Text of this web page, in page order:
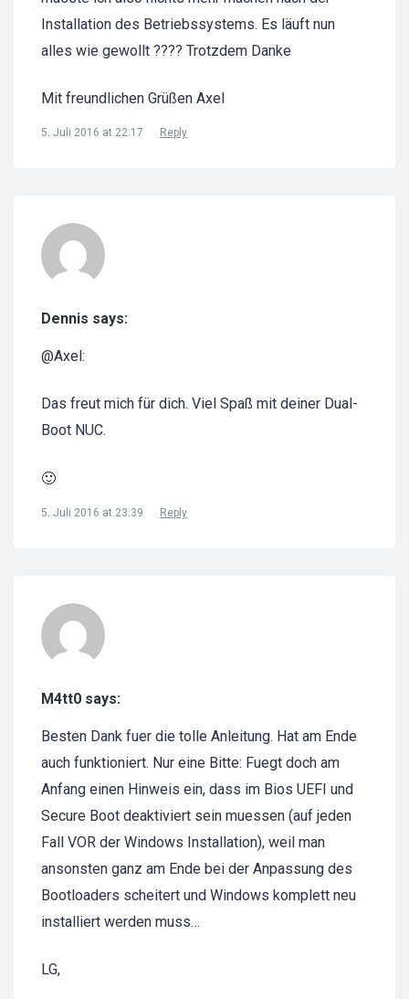
Installation des Betriebssystems. Es läuft nun
alles wie gewollt ???? Trotzdem Danke
Mit freundlichen Grüßen Axel
5. Juli 2016 at 22:17 Reply
Dennis says:
@Axel:
Das freut mich für dich. Viel Spaß mit deiner Dual-
Boot NUC.
🙂
5. Juli 2016 at 23:39 Reply
M4tt0 says:
Besten Dank fuer die tolle Anleitung. Hat am Ende
auch funktioniert. Nur eine Bitte: Fuegt doch am
Anfang einen Hinweis ein, dass im Bios UEFI und
Secure Boot deaktiviert sein muessen (auf jeden
Fall VOR der Windows Installation), weil man
ansonsten ganz am Ende bei der Anpassung des
Bootloaders scheitert und Windows komplett neu
installiert werden muss…
LG,